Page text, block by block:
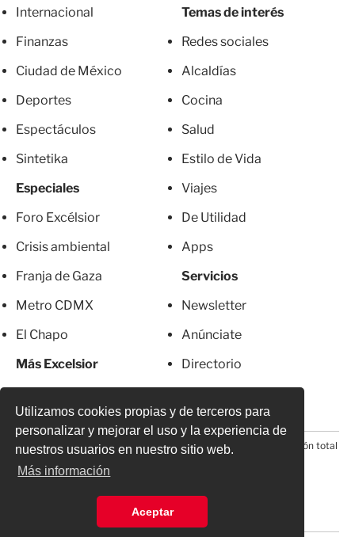
Utilizamos cookies propias y de terceros para
personalizar y mejorar el uso y la experiencia de
nuestros usuarios en nuestro sitio web.
Más información
Aceptar
Internacional
Finanzas
Ciudad de México
Deportes
Espectáculos
Sintetika
Especiales
Foro Excélsior
Crisis ambiental
Franja de Gaza
Metro CDMX
El Chapo
Más Excelsior
Temas de interés
Redes sociales
Alcaldías
Cocina
Salud
Estilo de Vida
Viajes
De Utilidad
Apps
Servicios
Newsletter
Anúnciate
Directorio
© 2026 Todos los derechos reservados. Prohibida la reproducción total
o parcial, incluyendo cualquier medio electrónico*